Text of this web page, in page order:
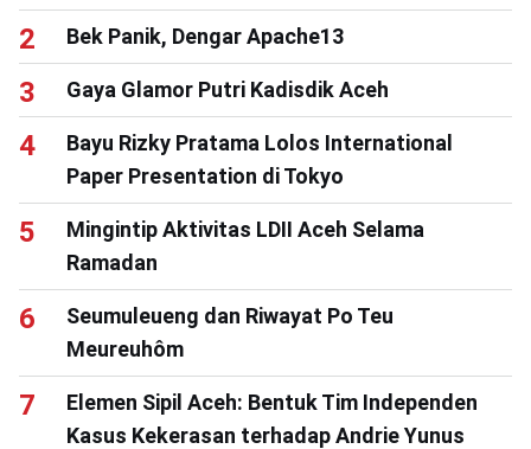
Bek Panik, Dengar Apache13
Gaya Glamor Putri Kadisdik Aceh
Bayu Rizky Pratama Lolos International
Paper Presentation di Tokyo
Mingintip Aktivitas LDII Aceh Selama
Ramadan
Seumuleueng dan Riwayat Po Teu
Meureuhôm
Elemen Sipil Aceh: Bentuk Tim Independen
Kasus Kekerasan terhadap Andrie Yunus